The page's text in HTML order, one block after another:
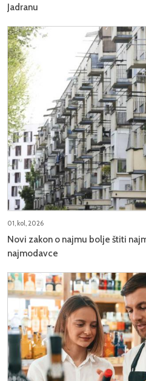
Jadranu
01, kol, 2026
Novi zakon o najmu bolje štiti
najmodavce